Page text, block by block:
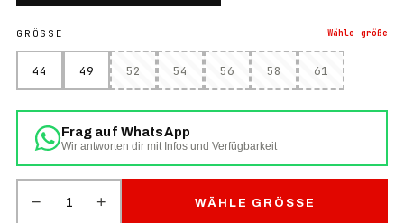
GRÖSSE Wähle größe
44 49 52 54 56 58 61
Frag auf WhatsApp
Wir antworten dir mit Infos und Verfügbarkeit
− 1 + WÄHLE GRÖSSE